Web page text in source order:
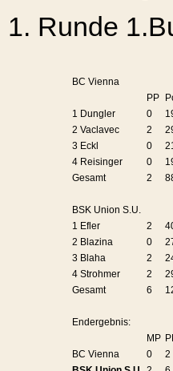
1. Runde
BC Vienna
PP
1 Dungler
0
2 Vaclavec
2
3 Eckl
0
4 Reisinger
0
Gesamt
2
BSK Union S.U.
1 Efler
2
2 Blazina
0
3 Blaha
2
4 Strohmer
2
Gesamt
6
Endergebnis:
MP
BC Vienna
0 2